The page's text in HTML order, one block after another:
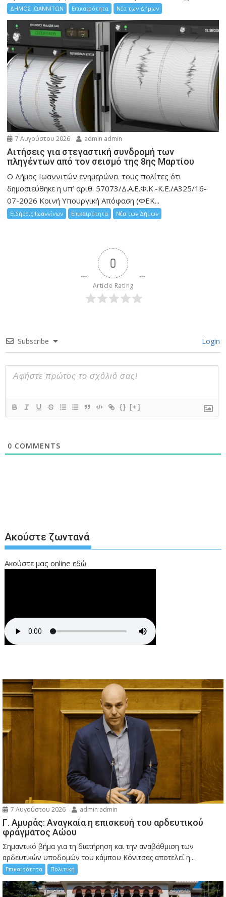
ΔΗΜΟΣ ΙΩΑΝΝΙΤΩΝ Επικαιρότητα Νέα των Δήμων
7 Αυγούστου 2026 admin admin
Αιτήσεις για στεγαστική συνδρομή των
πληγέντων από τον σεισμό της 8ης Μαρτίου
Ο Δήμος Ιωαννιτών ενημερώνει τους πολίτες ότι
δημοσιεύθηκε η υπ’ αριθ. 57073/Δ.Α.Ε.Φ.Κ.-Κ.Ε./Α325/16-
07-2026 Κοινή Υπουργική Απόφαση (ΦΕΚ...
Ειδήσεις Ιωαννίνων Επικαιρότητα Νέα των Δήμων
0
Article Rating
Subscribe Login
{} [+]
0 COMMENTS
Ακούστε ζωντανά
Ακούστε μας onlineεδώ
7 Αυγούστου 2026 admin admin
Γ. Αμυράς: Αναγκαία η επισκευή του αρδευτικού
φράγματος Αώου
Σημαντικό βήμα για τη διατήρηση και την αναβάθμιση των
αρδευτικών υποδομών του κάμπου Κόνιτσας αποτελεί η...
Επικαιρότητα Πολιτική